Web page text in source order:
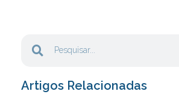
Artigos Relacionadas